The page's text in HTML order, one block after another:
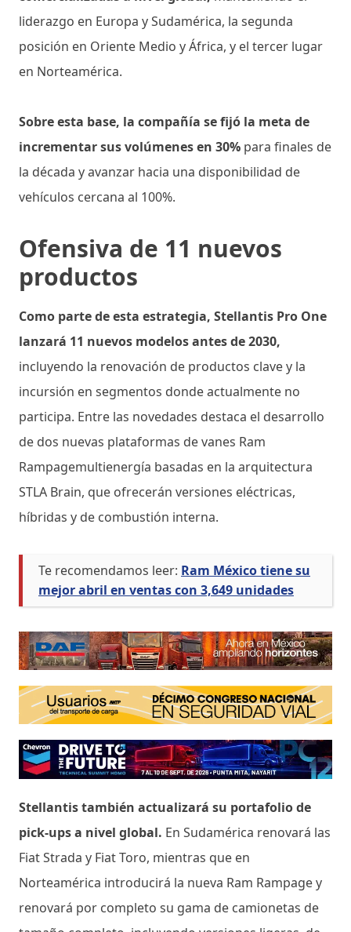
liderazgo en Europa y Sudamérica, la segunda
posición en Oriente Medio y África, y el tercer lugar
en Norteamérica.
Sobre esta base, la compañía se fijó la meta de
incrementar sus volúmenes en 30% para finales de
la década y avanzar hacia una disponibilidad de
vehículos cercana al 100%.
Ofensiva de 11 nuevos
productos
Como parte de esta estrategia, Stellantis Pro One
lanzará 11 nuevos modelos antes de 2030,
incluyendo la renovación de productos clave y la
incursión en segmentos donde actualmente no
participa. Entre las novedades destaca el desarrollo
de dos nuevas plataformas de vanes Ram
Rampagemultienergía basadas en la arquitectura
STLA Brain, que ofrecerán versiones eléctricas,
híbridas y de combustión interna.
Te recomendamos leer: Ram México tiene su
mejor abril en ventas con 3,649 unidades
Stellantis también actualizará su portafolio de
pick-ups a nivel global. En Sudamérica renovará las
Fiat Strada y Fiat Toro, mientras que en
Norteamérica introducirá la nueva Ram Rampage y
renovará por completo su gama de camionetas de